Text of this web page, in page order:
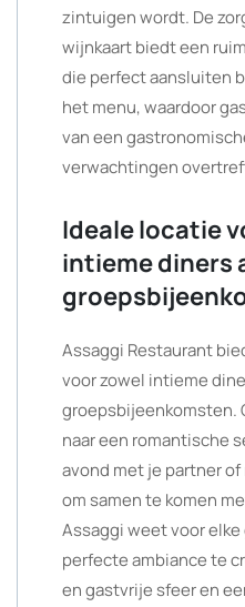
zintuigen wordt. De
wijnkaart biedt een
die perfect aansluiten
het menu, waardoor
van een
verwachtingen
Ideale locatie
intieme diners
Assaggi Restaurant
voor zowel intieme
groepsbijeenkomsten.
naar een romantische
avond met je partner
om samen te komen
Assaggi weet voor
perfecte ambiance te
en gastvrije sfeer en